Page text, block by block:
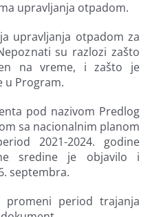
upravljanja otpadom.
upravljanja otpadom za
su razlozi zašto
na vreme, i zašto je
u Program.
pod nazivom Predlog
sa nacionalnim planom
2021-2024. godine
sredine je objavilo i
septembra.
period trajanja